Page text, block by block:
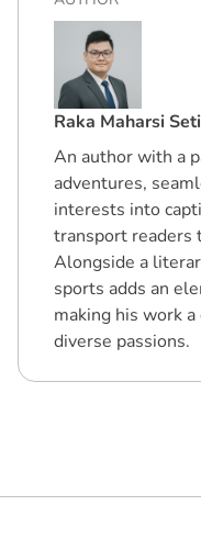
Raka Maharsi
An author with a
adventures,
interests into
transport readers
Alongside a
sports adds an
making his work
diverse passions.